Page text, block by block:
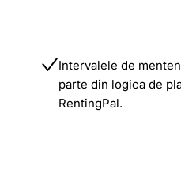
Intervalele de
parte din logica de
RentingPal.